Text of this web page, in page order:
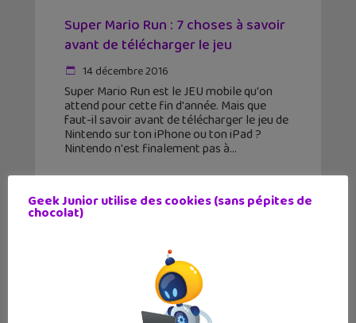
Super Mario Run : 7 choses à savoir
avant de télécharger le jeu
14 décembre 2016
Super Mario Run est le JEU mobile qu'on
attend pour cette fin d'année. Mais que
faut-il savoir avant de télécharger le jeu de
Nintendo sur ton iPhone ou ton iPad ?
Nintendo n'est finalement pas à
Geek Junior utilise des cookies (sans pépites de
chocolat)